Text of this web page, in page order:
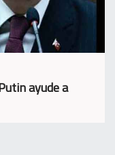
ayude a